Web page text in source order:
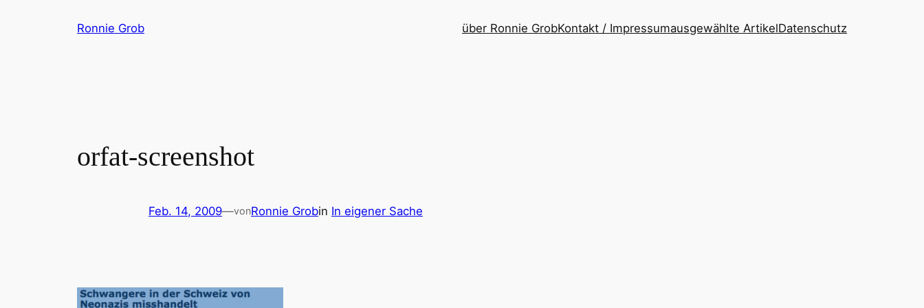
Ronnie Grob über Ronnie GrobKontakt / Impressumausgewählte ArtikelDatenschutz
orfat-screenshot
Feb. 14, 2009—vonRonnie Grobin In eigener Sache